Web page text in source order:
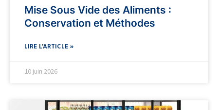
Mise Sous Vide des Aliments :
Conservation et Méthodes
LIRE L'ARTICLE »
10 juin 2026